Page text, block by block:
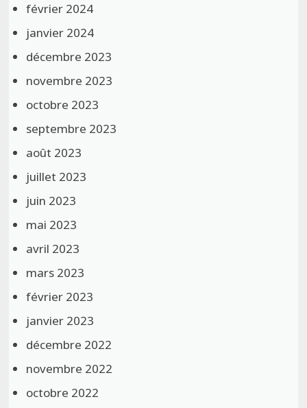
février 2024
janvier 2024
décembre 2023
novembre 2023
octobre 2023
septembre 2023
août 2023
juillet 2023
juin 2023
mai 2023
avril 2023
mars 2023
février 2023
janvier 2023
décembre 2022
novembre 2022
octobre 2022